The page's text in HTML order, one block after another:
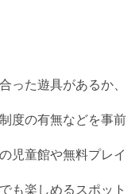
った遊具があるか、
度の有無などを事前
児童館や無料プレイ
も楽しめるスポット